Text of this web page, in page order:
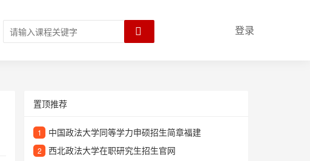
登录
置顶推荐
1 中国政法大学同等学力申硕招生简章福建
2 西北政法大学在职研究生招生官网